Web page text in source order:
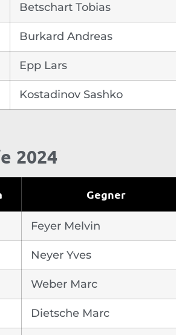
Betschart Tobias
Burkard Andreas
Epp Lars
Kostadinov Sashko
2024
Gegner
Feyer Melvin
Neyer Yves
Weber Marc
Dietsche Marc